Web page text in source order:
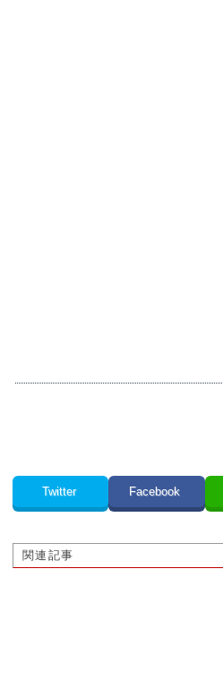
Twitter Facebook
関連記事